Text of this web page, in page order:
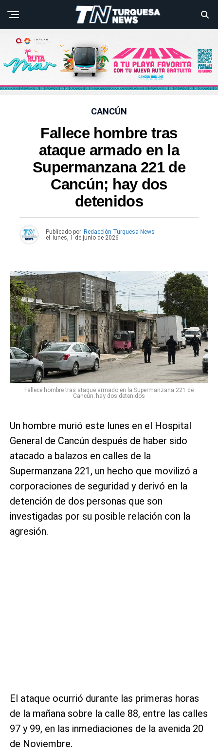
CANCÚN
Fallece hombre tras
ataque armado en la
Supermanzana 221 de
Cancún; hay dos
detenidos
Publicado por Redacción Turquesa News
el
lunes, 1 de junio de 2026
Fallece hombre tras ataque armado en la Supermanzana 221 de
Cancún; hay dos detenidos
Un hombre murió este lunes en el Hospital
General de Cancún después de haber sido
atacado a balazos en calles de la
Supermanzana 221, un hecho que movilizó a
corporaciones de seguridad y derivó en la
detención de dos personas que son
investigadas por su posible relación con la
agresión.
El ataque ocurrió durante las primeras horas
de la mañana sobre la calle 88, entre las calles
97 y 99, en las inmediaciones de la avenida 20
de Noviembre.